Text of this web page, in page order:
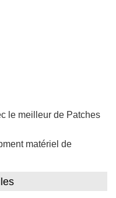
le meilleur de Patches
matériel de